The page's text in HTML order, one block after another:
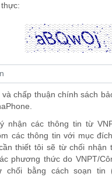
chấp thuận chính sách
nhận các thông tin từ
các thông tin với mục
thiết tôi sẽ từ chối nhận
phương thức do VNPT/
chối bằng cách soạn tin